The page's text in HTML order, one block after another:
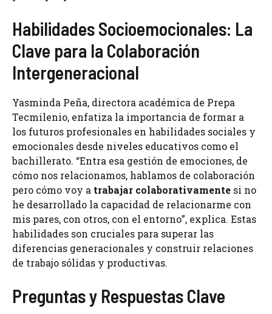
Habilidades Socioemocionales: La
Clave para la Colaboración
Intergeneracional
Yasminda Peña, directora académica de Prepa
Tecmilenio, enfatiza la importancia de formar a
los futuros profesionales en habilidades sociales y
emocionales desde niveles educativos como el
bachillerato. “Entra esa gestión de emociones, de
cómo nos relacionamos, hablamos de colaboración
pero cómo voy a trabajar colaborativamente si no
he desarrollado la capacidad de relacionarme con
mis pares, con otros, con el entorno”, explica. Estas
habilidades son cruciales para superar las
diferencias generacionales y construir relaciones
de trabajo sólidas y productivas.
Preguntas y Respuestas Clave